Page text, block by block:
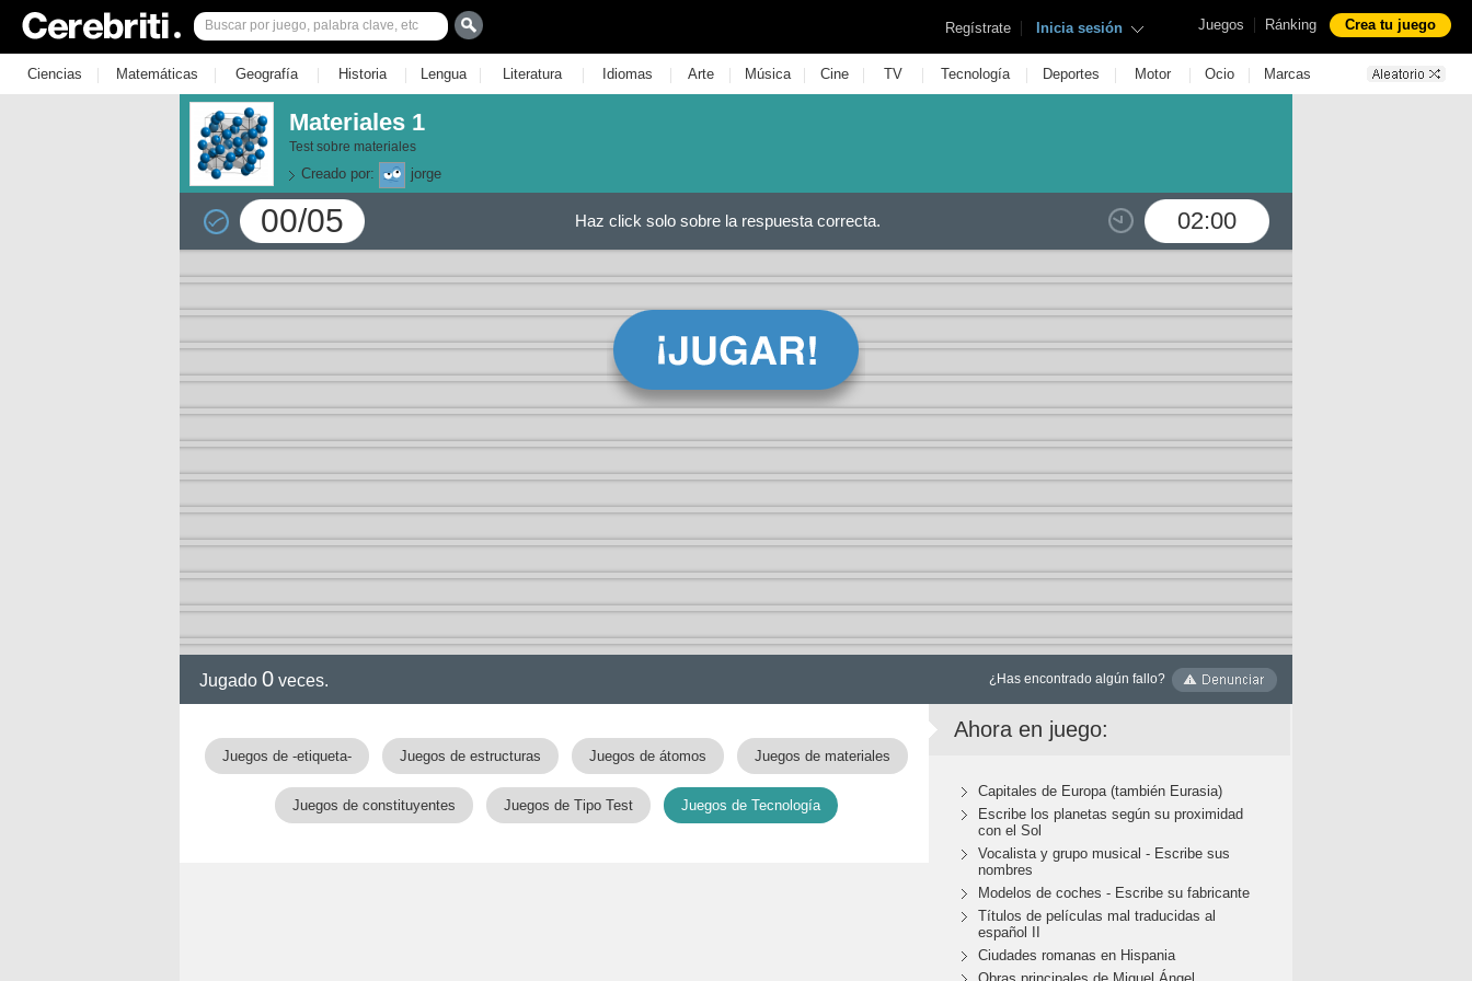
Juegos | Ránking Crea tu juego
Regístrate | Inicia sesión
Ciencias | Matemáticas | Geografía | Historia | Lengua | Literatura | Idiomas | Arte | Música | Cine | TV | Tecnología | Deportes | Motor | Ocio | Marcas
Materiales 1
Test sobre materiales
Creado por: jorge
00/05 02:00
Haz click solo sobre la respuesta correcta.
Jugado 0 veces. ¿Has encontrado algún fallo?
Juegos de -etiqueta- Juegos de estructuras Juegos de átomos Juegos de materiales
Juegos de constituyentes Juegos de Tipo Test Juegos de Tecnología
Ahora en juego:
Capitales de Europa (también Eurasia)
Escribe los planetas según su proximidad
con el Sol
Vocalista y grupo musical - Escribe sus
nombres
Modelos de coches - Escribe su fabricante
Títulos de películas mal traducidas al
español II
Ciudades romanas en Hispania